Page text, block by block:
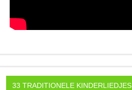
33 TRADITIONELE KINDERLIEDJES